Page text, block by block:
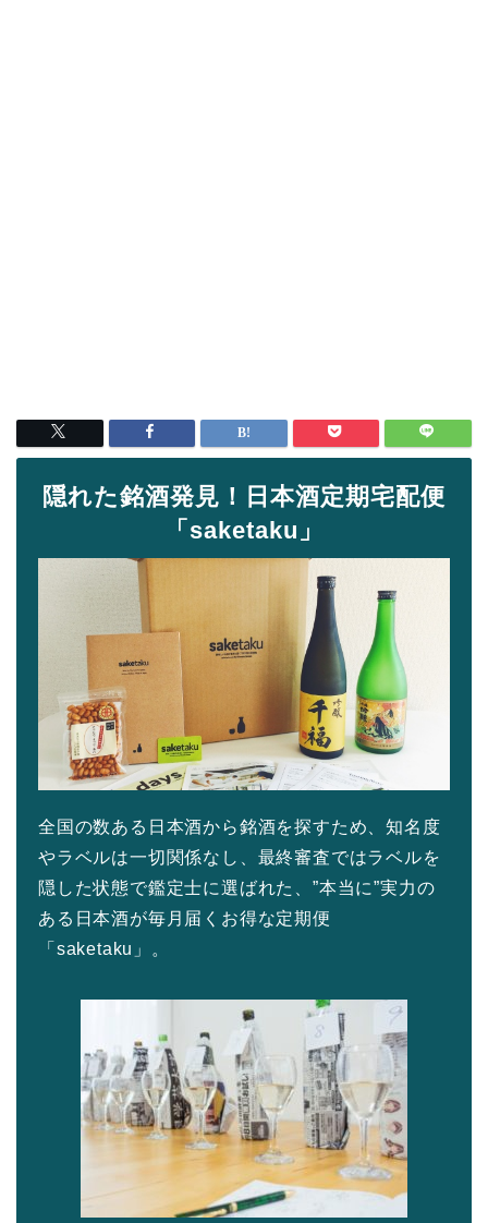
隠れた銘酒発見！日本酒定期宅配便
「saketaku」
全国の数ある日本酒から銘酒を探すため、知名度
やラベルは一切関係なし、最終審査ではラベルを
隠した状態で鑑定士に選ばれた、”本当に”実力の
ある日本酒が毎月届くお得な定期便
「saketaku」。